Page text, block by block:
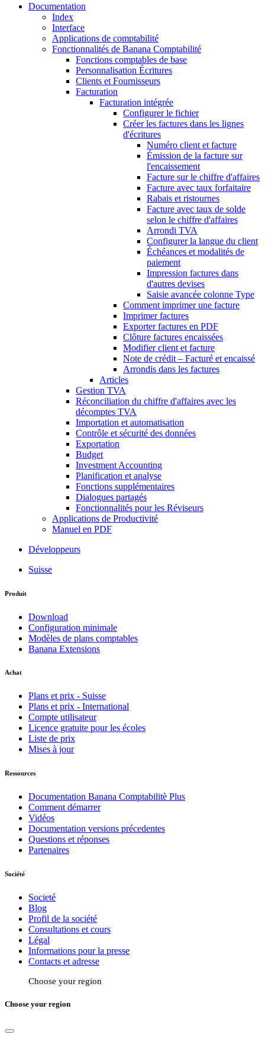
Documentation
Index
Interface
Applications de comptabilité
Fonctionnalités de Banana Comptabilité
Fonctions comptables de base
Personnalisation Écritures
Clients et Fournisseurs
Facturation
Facturation intégrée
Configurer le fichier
Créer les factures dans les lignes
d'écritures
Numéro client et facture
Émission de la facture sur
l'encaissement
Facture sur le chiffre d'affaires
Facture avec taux forfaitaire
Rabais et ristournes
Facture avec taux de solde
selon le chiffre d'affaires
Arrondi TVA
Configurer la langue du client
Échéances et modalités de
paiement
Impression factures dans
d'autres devises
Saisie avancée colonne Type
Comment imprimer une facture
Imprimer factures
Exporter factures en PDF
Clôture factures encaissées
Modifier client et facture
Note de crédit – Facturé et encaissé
Arrondis dans les factures
Articles
Gestion TVA
Réconciliation du chiffre d'affaires avec les
décomptes TVA
Importation et automatisation
Contrôle et sécurité des données
Exportation
Budget
Investment Accounting
Planification et analyse
Fonctions supplémentaires
Dialogues partagés
Fonctionnalités pour les Réviseurs
Applications de Productivité
Manuel en PDF
Développeurs
Suisse
Produit
Download
Configuration minimale
Modèles de plans comptables
Banana Extensions
Achat
Plans et prix - Suisse
Plans et prix - International
Compte utilisateur
Licence gratuite pour les écoles
Liste de prix
Mises à jour
Ressources
Documentation Banana Comptabilitè Plus
Comment démarrer
Vidéos
Documentation versions précedentes
Questions et réponses
Partenaires
Société
Societé
Blog
Profil de la société
Consultations et cours
Légal
Informations pour la presse
Contacts et adresse
Choose your region
Choose your region